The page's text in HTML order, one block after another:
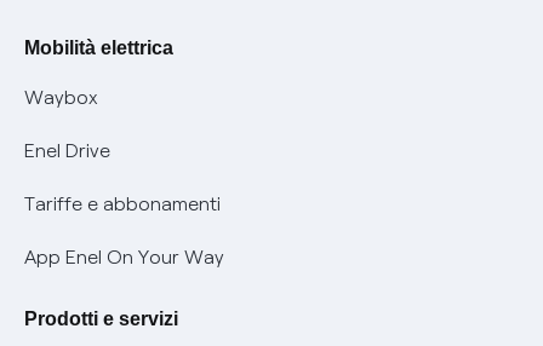
Informativa RAEE
Informativa Privacy AI
Offerte Placet non vulnerabili
Offerta Tutela Vulnerabilità Gas
Mobilità Elettrica
Phishing e truffe online
Verifica chi ti ha chiamato
Agevolazione utenti con disabilità per offerte Fibra
Mobilità elettrica
Waybox
Enel Drive
Tariffe e abbonamenti
App Enel On Your Way
Prodotti e servizi